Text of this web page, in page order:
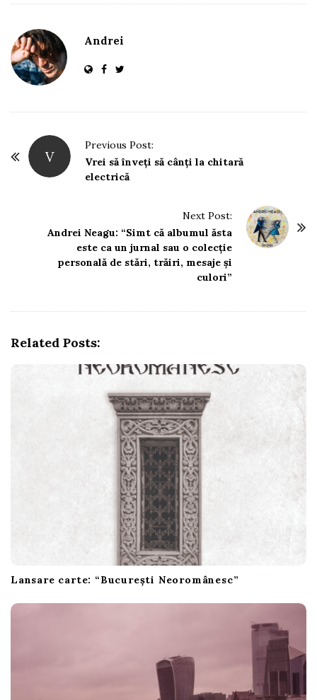
Andrei
V
Previous Post:
Vrei să înveți să cânți la chitară
electrică
Next Post:
Andrei Neagu: “Simt că albumul ăsta
este ca un jurnal sau o colecție
personală de stări, trăiri, mesaje și
culori”
Related Posts:
Lansare carte: “București Neoromânesc”